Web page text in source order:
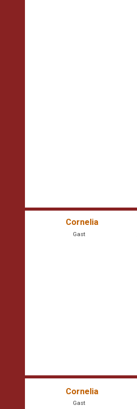
Cornelia
Gast
Cornelia
Gast